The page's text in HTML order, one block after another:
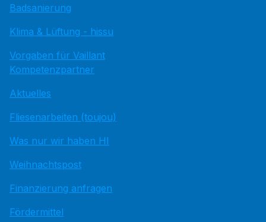
Badsanierung
Klima & Lüftung - hissu
Vorgaben für Vaillant
Kompetenzpartner
Aktuelles
Fliesenarbeiten (toujou)
Was nur wir haben HI
Weihnachtspost
Finanzierung anfragen
Fördermittel